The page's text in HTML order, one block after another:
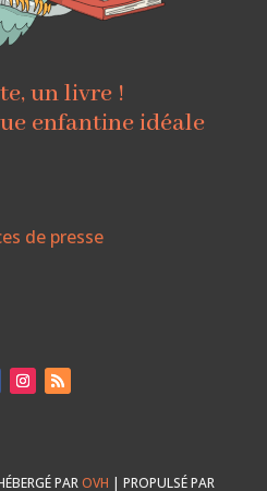
un livre !
enfantine idéale
de presse
PAROVH | PROPULSÉ PAR